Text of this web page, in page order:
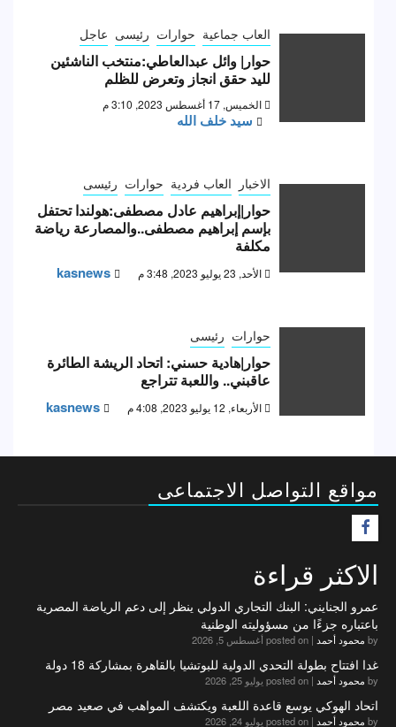
العاب جماعية حوارات رئيسى عاجل
حوار| وائل عبدالعاطي:منتخب الناشئين
لليد حقق انجاز وتعرض للظلم
الخميس, 17 أغسطس 2023, 3:10 م
سيد خلف الله
الاخبار العاب فردية حوارات رئيسى
حوار|إبراهيم عادل مصطفى:هولندا تحتفل
بإسم إبراهيم مصطفى..والمصارعة رياضة
مكلفة
الأحد, 23 يوليو 2023, 3:48 م kasnews
حوارات رئيسى
حوار|هادية حسني: اتحاد الريشة الطائرة
عاقبني.. واللعبة تتراجع
الأربعاء, 12 يوليو 2023, 4:08 م kasnews
مواقع التواصل الاجتماعى
الاكثر قراءة
عمرو الجنايني: البنك التجاري الدولي ينظر إلى دعم الرياضة المصرية
باعتباره جزءًا من مسؤوليته الوطنية
by محمود أحمد | posted on أغسطس 5, 2026
غدا افتتاح بطولة التحدي الدولية للبوتشيا بالقاهرة بمشاركة 18 دولة
by محمود أحمد | posted on يوليو 25, 2026
اتحاد الهوكي يوسع قاعدة اللعبة ويكتشف المواهب في صعيد مصر
by محمود أحمد | posted on يوليو 24, 2026